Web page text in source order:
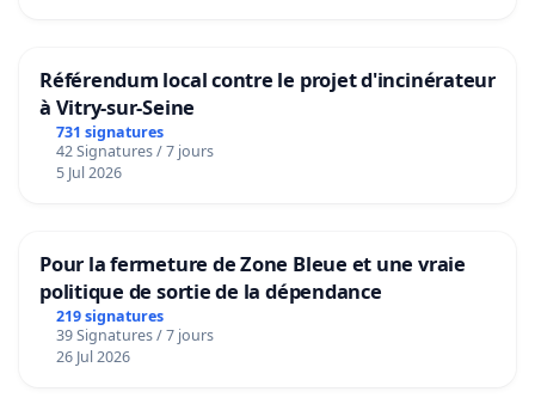
Référendum local contre le projet d'incinérateur
à Vitry-sur-Seine
731 signatures
42 Signatures / 7 jours
5 Jul 2026
Pour la fermeture de Zone Bleue et une vraie
politique de sortie de la dépendance
219 signatures
39 Signatures / 7 jours
26 Jul 2026